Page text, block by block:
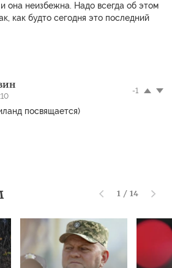
она неизбежна. Надо всегда об этом
как будто сегодня это последний
-1
посвящается)
1 / 14